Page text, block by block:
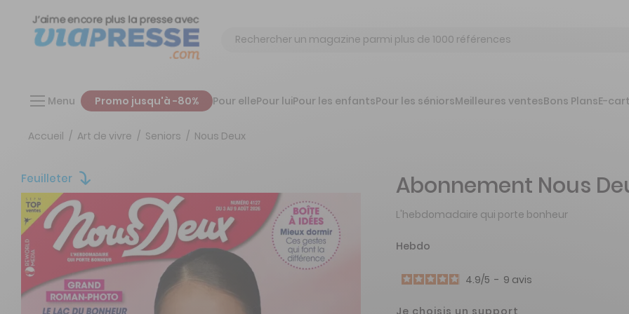
Chercher
Menu Promo jusqu'à -80% Pour ellePour luiPour les enfantsPour les séniorsMeilleures ventesBons PlansE-
Accueil Art de vivre Seniors Nous Deux
Feuilleter Abonnement Nous
L'hebdomadaire qui porte bonheur
Hebdo
4.9/5 - 9 avis
Je choisis un support